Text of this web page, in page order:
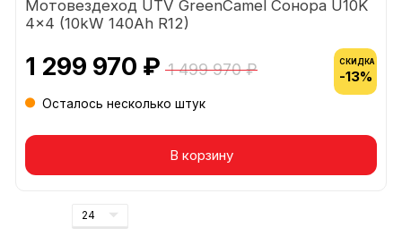
Мотовездеход UTV GreenCamel Сонора U10K
4x4 (10kW 140Ah R12)
1 299 970 ₽ 1 499 970 ₽ СКИДКА
-13%
Осталось несколько штук
В корзину